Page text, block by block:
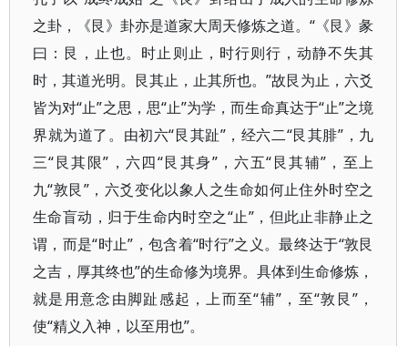
之卦，《艮》卦亦是道家大周天修炼之道。“《艮》彖
曰：艮，止也。时止则止，时行则行，动静不失其
时，其道光明。艮其止，止其所也。”故艮为止，六爻
皆为对“止”之思，思“止”为学，而生命真达于“止”之境
界就为道了。由初六“艮其趾”，经六二“艮其腓”，九
三“艮其限”，六四“艮其身”，六五“艮其辅”，至上
九“敦艮”，六爻变化以象人之生命如何止住外时空之
生命盲动，归于生命内时空之“止”，但此止非静止之
谓，而是“时止”，包含着“时行”之义。最终达于“敦艮
之吉，厚其终也”的生命修为境界。具体到生命修炼，
就是用意念由脚趾感起，上而至“辅”，至“敦艮”，
使“精义入神，以至用也”。